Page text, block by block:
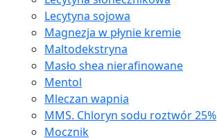
Lecytyna sojowa
Magnezja w płynie kremie
Maltodekstryna
Masło shea nierafinowane
Mentol
Mleczan wapnia
MMS. Chloryn sodu roztwór 25%
Mocznik